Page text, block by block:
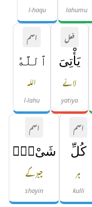
lahumu
l-ḥaqu
فعل
يَأْتِىَ
لائے
yatiya
اسم
ٱللَّهُ
اللہ
l-lahu
اسم
كُلِّ
ہر
kulli
اسم
شَىْءٍۢ
چیز کے
shayin